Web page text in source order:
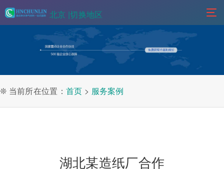
北京 |切换地区
❊ 当前所在位置： 首页 > 服务案例
湖北某造纸厂合作